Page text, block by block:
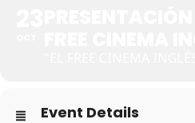
Event Details